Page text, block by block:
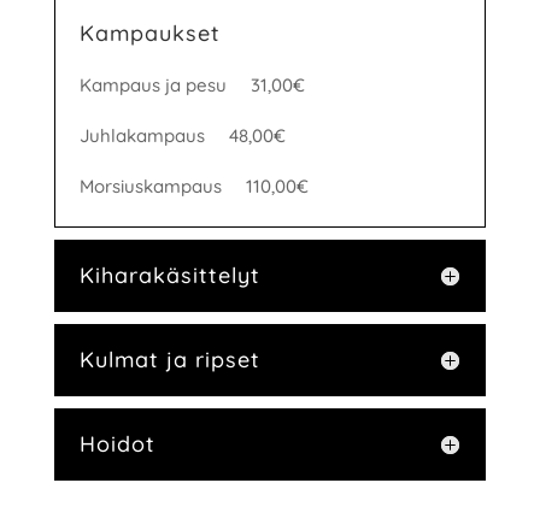
Kampaukset
Kampaus ja pesu 31,00€
Juhlakampaus 48,00€
Morsiuskampaus 110,00€
Kiharakäsittelyt
Kulmat ja ripset
Hoidot